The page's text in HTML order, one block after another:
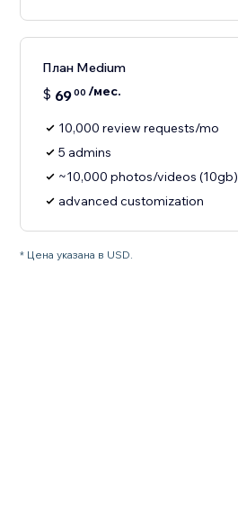
План Medium
$ 6900 /мес.
10,000 review requests/mo
5 admins
~10,000 photos/videos (10gb)
advanced customization
* Цена указана в USD.